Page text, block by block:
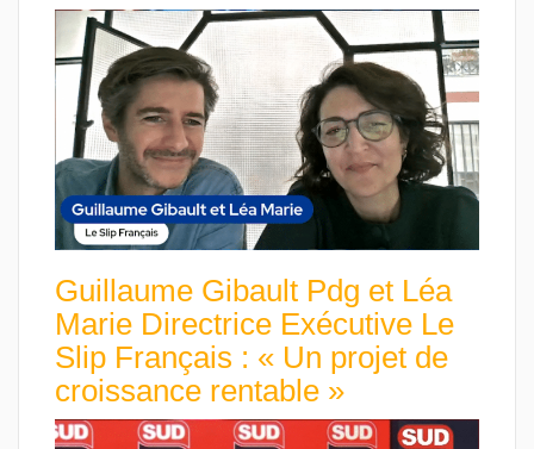
Guillaume Gibault Pdg et Léa
Marie Directrice Exécutive Le
Slip Français : « Un projet de
croissance rentable »